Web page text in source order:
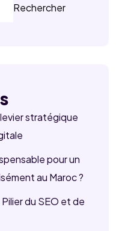
Rechercher
stratégique
pour un
au Maroc ?
du SEO et de